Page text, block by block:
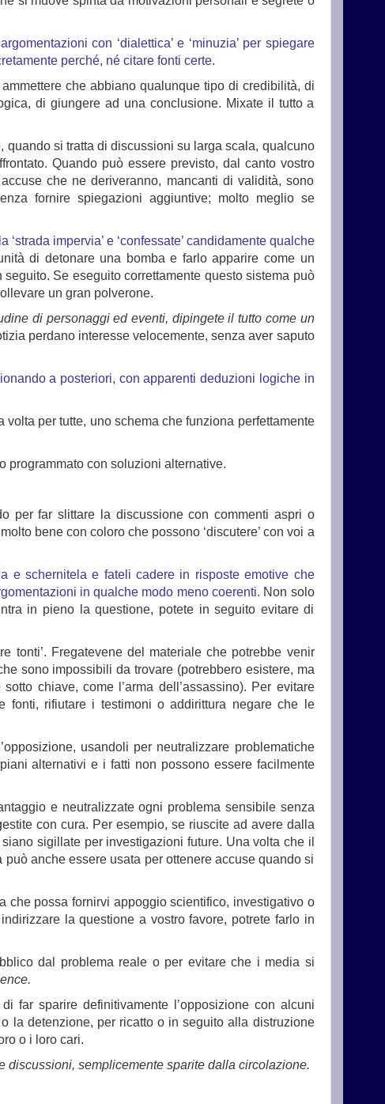
con ‘dialettica’ e ‘minuzia’ per spiegare
perché, né citare fonti certe.
che abbiano qualunque tipo di credibilità, di
di giungere ad una conclusione. Mixate il tutto a
quando si tratta di discussioni su larga scala, qualcuno
Quando può essere previsto, dal canto vostro
che ne deriveranno, mancanti di validità, sono
fornire spiegazioni aggiuntive; molto meglio se
impervia’ e ‘confessate’ candidamente qualche
di detonare una bomba e farlo apparire come un
Se eseguito correttamente questo sistema può
un gran polverone.
di personaggi ed eventi, dipingete il tutto come un
perdano interesse velocemente, senza aver saputo
a posteriori, con apparenti deduzioni logiche in
volta per tutte, uno schema che funziona perfettamente
programmato con soluzioni alternative.
per far slittare la discussione con commenti aspri o
bene con coloro che possono ‘discutere’ con voi a
e schernitela e fateli cadere in risposte emotive che
in qualche modo meno coerenti. Non solo
in pieno la questione, potete in seguito evitare di
tonti’. Fregatevene del materiale che potrebbe venir
sono impossibili da trovare (potrebbero esistere, ma
chiave, come l’arma dell’assassino). Per evitare
fonti, rifiutare i testimoni o addirittura negare che le
usandoli per neutralizzare problematiche
alternativi e i fatti non possono essere facilmente
e neutralizzate ogni problema sensibile senza
con cura. Per esempio, se riuscite ad avere dalla
sigillate per investigazioni future. Una volta che il
anche essere usata per ottenere accuse quando si
che possa fornirvi appoggio scientifico, investigativo o
la questione a vostro favore, potrete farlo in
dal problema reale o per evitare che i media si
far sparire definitivamente l’opposizione con alcuni
la detenzione, per ricatto o in seguito alla distruzione
o i loro cari.
discussioni, semplicemente sparite dalla circolazione.